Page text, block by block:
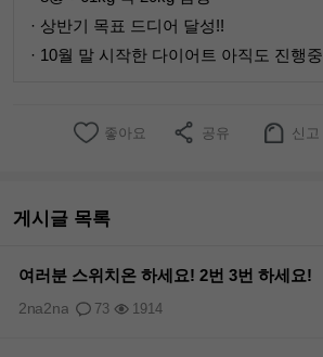
· 상반기 목표 드디어 달성!!
· 10월 말 시작한 다이어트 아직도 진행중
좋아요 공유 신고
게시글 목록
여러분 스위치온 하세요! 2번 3번 하세요!
73 1914
2na2na